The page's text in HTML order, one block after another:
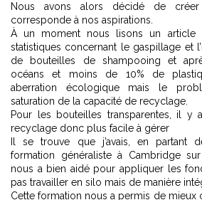
Nous avons alors décidé de
corresponde à nos aspirations.
À un moment nous lisons un article
statistiques concernant le gaspillage et
de bouteilles de shampooing et
océans et moins de 10% de
aberration écologique mais le
saturation de la capacité de recyclage.
Pour les bouteilles transparentes, il y
recyclage donc plus facile à gérer
Il se trouve que j’avais, en partant
formation généraliste à Cambridge
nous a bien aidé pour appliquer les
pas travailler en silo mais de manière
Cette formation nous a permis de